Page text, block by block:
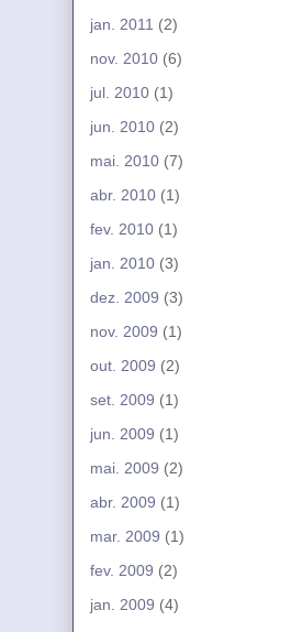
jan. 2011 (2)
nov. 2010 (6)
jul. 2010 (1)
jun. 2010 (2)
mai. 2010 (7)
abr. 2010 (1)
fev. 2010 (1)
jan. 2010 (3)
dez. 2009 (3)
nov. 2009 (1)
out. 2009 (2)
set. 2009 (1)
jun. 2009 (1)
mai. 2009 (2)
abr. 2009 (1)
mar. 2009 (1)
fev. 2009 (2)
jan. 2009 (4)